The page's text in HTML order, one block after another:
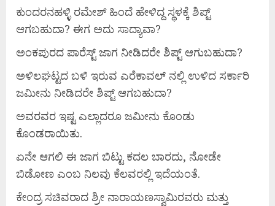
ಕುಂದರನಹಳ್ಳಿ ರಮೇಶ್ ಹಿಂದೆ ಹೇಳಿದ್ದ ಸ್ಥಳಕ್ಕೆ ಶಿಪ್ಟ್
ಆಗಬಹುದಾ? ಈಗ ಅದು ಸಾದ್ಯಾವಾ?
ಅಂಕಪುರದ ಪಾರೆಸ್ಟ್ ಜಾಗ ನೀಡಿದರೇ ಶಿಪ್ಟ್ ಆಗುಬಹುದಾ?
ಅಳಿಲಘಟ್ಟದ ಬಳಿ ಇರುವ ಎರೆಕಾವಲ್ ನಲ್ಲಿ ಉಳಿದ ಸರ್ಕಾರಿ
ಜಮೀನು ನೀಡಿದರೇ ಶಿಪ್ಟ್ ಆಗಬಹುದಾ?
ಅವರವರ ಇಷ್ಟ ಎಲ್ಲಾದರೂ ಜಮೀನು ಕೊಂಡು
ಕೊಂಡರಾಯಿತು.
ಏನೇ ಆಗಲಿ ಈ ಜಾಗ ಬಿಟ್ಟು ಕದಲ ಬಾರದು, ನೋಡೇ
ಬಿಡೋಣ ಎಂಬ ನಿಲವು ಕೆಲವರಲ್ಲಿ ಇದೆಯಂತೆ.
ಕೇಂದ್ರ ಸಚಿವರಾದ ಶ್ರೀ ನಾರಾಯಣಸ್ವಾಮಿರವರು ಮತ್ತು